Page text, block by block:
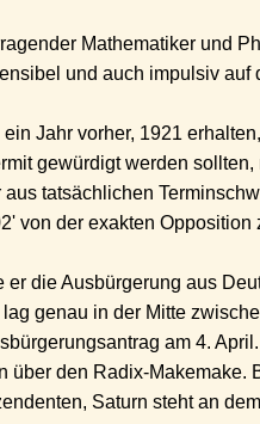
Mathematiker und
und auch impulsiv auf
Jahr vorher, 1921
gewürdigt werden sollten,
tatsächlichen
von der exakten Opposition
die Ausbürgerung aus
genau in der Mitte
am 4. April.
den Radix-Makemake.
Saturn steht an